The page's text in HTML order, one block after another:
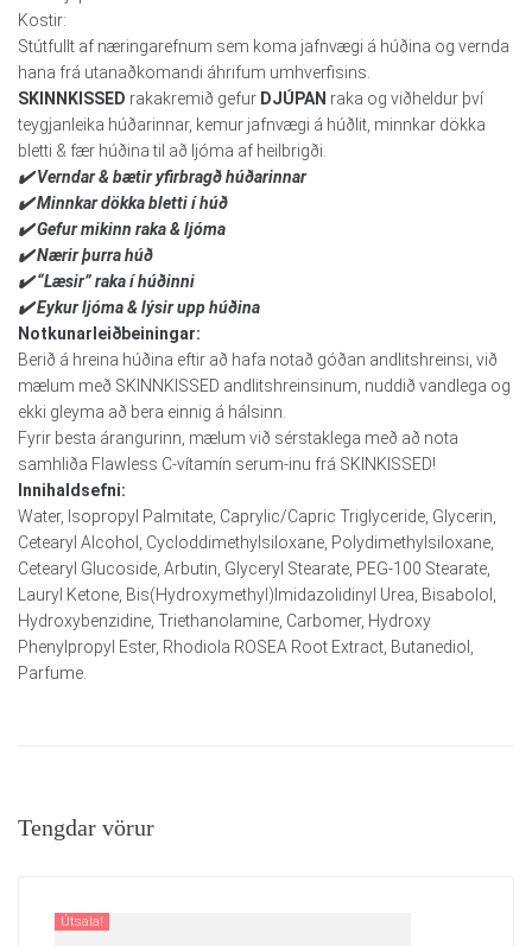
Kostir:
Stútfullt af næringarefnum sem koma jafnvægi á húðina og vernda
hana frá utanaðkomandi áhrifum umhverfisins.
SKINNKISSED rakakremið gefur DJÚPAN raka og viðheldur því
teygjanleika húðarinnar, kemur jafnvægi á húðlit, minnkar dökka
bletti & fær húðina til að ljóma af heilbrigði.
✔️ Verndar & bætir yfirbragð húðarinnar
✔️ Minnkar dökka bletti í húð
✔️ Gefur mikinn raka & ljóma
✔️ Nærir þurra húð
✔️ “Læsir” raka í húðinni
✔️ Eykur ljóma & lýsir upp húðina
Notkunarleiðbeiningar:
Berið á hreina húðina eftir að hafa notað góðan andlitshreinsi, við
mælum með SKINNKISSED andlitshreinsinum, nuddið vandlega og
ekki gleyma að bera einnig á hálsinn.
Fyrir besta árangurinn, mælum við sérstaklega með að nota
samhliða Flawless C-vítamín serum-inu frá SKINKISSED!
Innihaldsefni:
Water, Isopropyl Palmitate, Caprylic/Capric Triglyceride, Glycerin,
Cetearyl Alcohol, Cycloddimethylsiloxane, Polydimethylsiloxane,
Cetearyl Glucoside, Arbutin, Glyceryl Stearate, PEG-100 Stearate,
Lauryl Ketone, Bis(Hydroxymethyl)Imidazolidinyl Urea, Bisabolol,
Hydroxybenzidine, Triethanolamine, Carbomer, Hydroxy
Phenylpropyl Ester, Rhodiola ROSEA Root Extract, Butanediol,
Parfume.
Tengdar vörur
Útsala!